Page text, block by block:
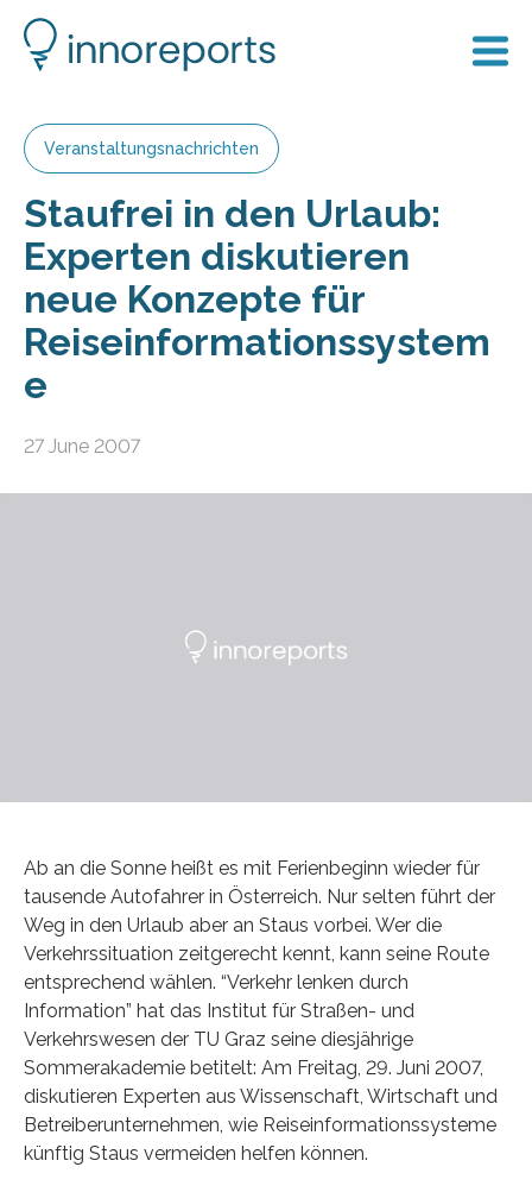
Veranstaltungsnachrichten
Staufrei in den Urlaub:
Experten diskutieren
neue Konzepte für
Reiseinformationssystem
e
27 June 2007
Ab an die Sonne heißt es mit Ferienbeginn wieder für
tausende Autofahrer in Österreich. Nur selten führt der
Weg in den Urlaub aber an Staus vorbei. Wer die
Verkehrssituation zeitgerecht kennt, kann seine Route
entsprechend wählen. “Verkehr lenken durch
Information” hat das Institut für Straßen- und
Verkehrswesen der TU Graz seine diesjährige
Sommerakademie betitelt: Am Freitag, 29. Juni 2007,
diskutieren Experten aus Wissenschaft, Wirtschaft und
Betreiberunternehmen, wie Reiseinformationssysteme
künftig Staus vermeiden helfen können.